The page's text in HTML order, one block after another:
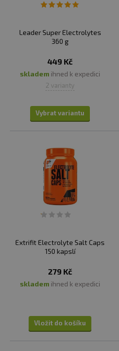
při nadměrném pocení.
Na našem e-shopu najdete
s vysokým obsahem
tak, aby byl jejich účinek co
Leader Super Electrolytes
360 g
449 Kč
skladem ihned k expedici
2 varianty
Vybrat variantu
Extrifit Electrolyte Salt Caps
150 kapslí
279 Kč
skladem ihned k expedici
Vložit do košíku